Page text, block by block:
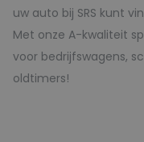
uw auto bij SRS kunt
Met onze A-kwaliteit
voor bedrijfswagens,
oldtimers!